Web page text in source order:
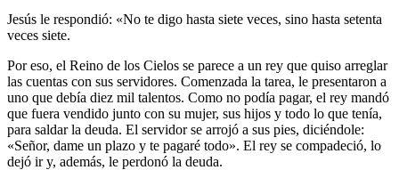
Jesús le respondió: «No te digo hasta siete veces, sino hasta setenta
veces siete.
Por eso, el Reino de los Cielos se parece a un rey que quiso arreglar
las cuentas con sus servidores. Comenzada la tarea, le presentaron a
uno que debía diez mil talentos. Como no podía pagar, el rey mandó
que fuera vendido junto con su mujer, sus hijos y todo lo que tenía,
para saldar la deuda. El servidor se arrojó a sus pies, diciéndole:
«Señor, dame un plazo y te pagaré todo». El rey se compadeció, lo
dejó ir y, además, le perdonó la deuda.